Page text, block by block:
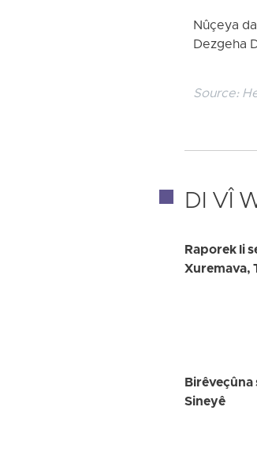
Nûçeya
Dezgeha
Source:
DI VÎ
Raporek li
Xuremava,
Birêveçûna
Sineyê